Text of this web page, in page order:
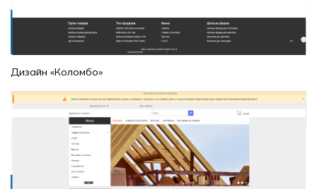
Дизайн «Коломбо»